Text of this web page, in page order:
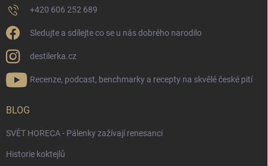
+420 606 252 689
Sledujte a sdílejte co se u nás dobrého narodilo
destilerka.cz
Recenze, podcast, benchmarky a recepty na skvělé české pití
BLOG
SVĚT HORECA - Pálenky zažívají renesanci
Historie koktejlů